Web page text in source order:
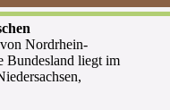
Nordrhein-
Bundesland liegt im